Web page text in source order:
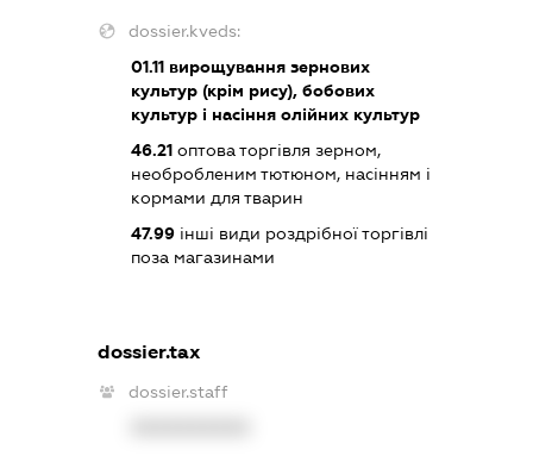
dossier.kveds:
01.11вирощування зернових
культур (крім рису), бобових
культур і насіння олійних культур
46.21оптова торгівля зерном,
необробленим тютюном, насінням і
кормами для тварин
47.99інші види роздрібної торгівлі
поза магазинами
dossier.tax
dossier.staff